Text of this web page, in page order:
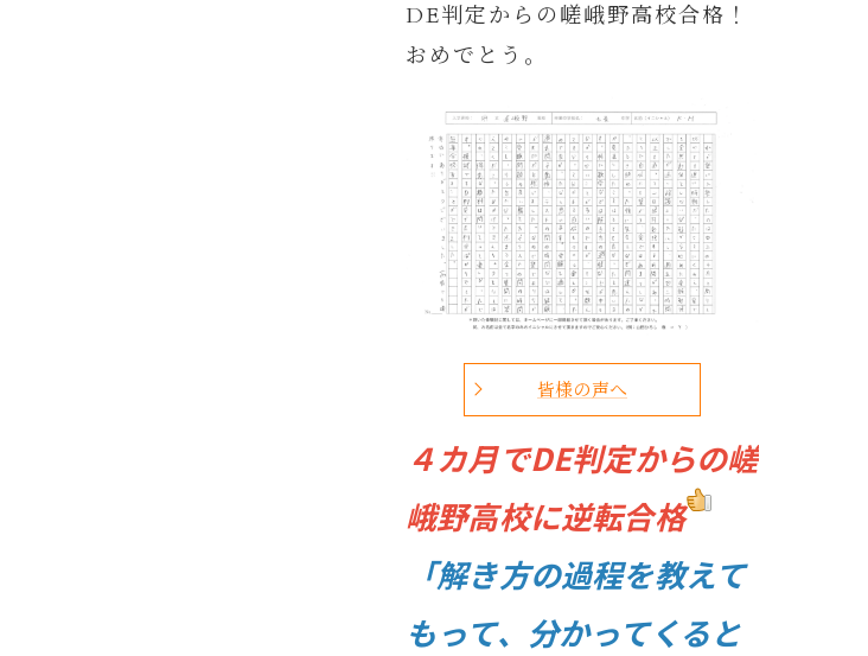
DE判定からの嵯峨野高校合格！
おめでとう。
皆様の声へ
４カ月でDE判定からの嵯
峨野高校に逆転合格
「解き方の過程を教えて
もって、分かってくると